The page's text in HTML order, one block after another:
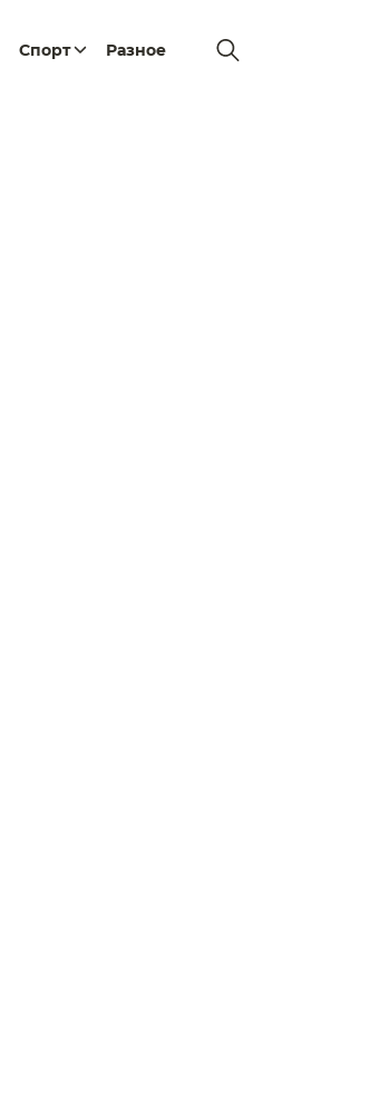
Спорт Разное